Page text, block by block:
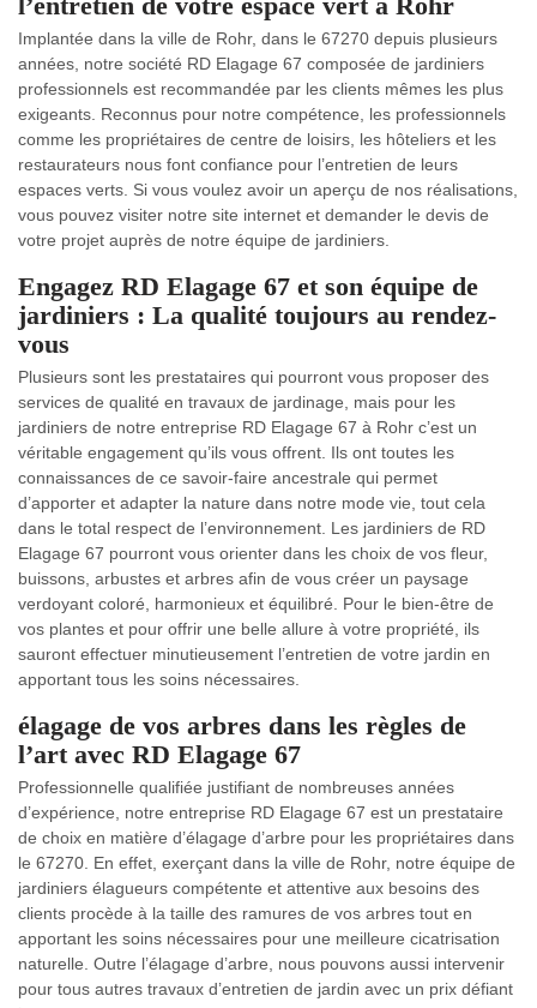
Implantée dans la ville de Rohr, dans le 67270 depuis plusieurs
années, notre société RD Elagage 67 composée de jardiniers
professionnels est recommandée par les clients mêmes les plus
exigeants. Reconnus pour notre compétence, les professionnels
comme les propriétaires de centre de loisirs, les hôteliers et les
restaurateurs nous font confiance pour l’entretien de leurs
espaces verts. Si vous voulez avoir un aperçu de nos réalisations,
vous pouvez visiter notre site internet et demander le devis de
votre projet auprès de notre équipe de jardiniers.
Engagez RD Elagage 67 et son équipe de
jardiniers : La qualité toujours au rendez-
vous
Plusieurs sont les prestataires qui pourront vous proposer des
services de qualité en travaux de jardinage, mais pour les
jardiniers de notre entreprise RD Elagage 67 à Rohr c’est un
véritable engagement qu’ils vous offrent. Ils ont toutes les
connaissances de ce savoir-faire ancestrale qui permet
d’apporter et adapter la nature dans notre mode vie, tout cela
dans le total respect de l’environnement. Les jardiniers de RD
Elagage 67 pourront vous orienter dans les choix de vos fleur,
buissons, arbustes et arbres afin de vous créer un paysage
verdoyant coloré, harmonieux et équilibré. Pour le bien-être de
vos plantes et pour offrir une belle allure à votre propriété, ils
sauront effectuer minutieusement l’entretien de votre jardin en
apportant tous les soins nécessaires.
élagage de vos arbres dans les règles de
l’art avec RD Elagage 67
Professionnelle qualifiée justifiant de nombreuses années
d’expérience, notre entreprise RD Elagage 67 est un prestataire
de choix en matière d’élagage d’arbre pour les propriétaires dans
le 67270. En effet, exerçant dans la ville de Rohr, notre équipe de
jardiniers élagueurs compétente et attentive aux besoins des
clients procède à la taille des ramures de vos arbres tout en
apportant les soins nécessaires pour une meilleure cicatrisation
naturelle. Outre l’élagage d’arbre, nous pouvons aussi intervenir
pour tous autres travaux d’entretien de jardin avec un prix défiant